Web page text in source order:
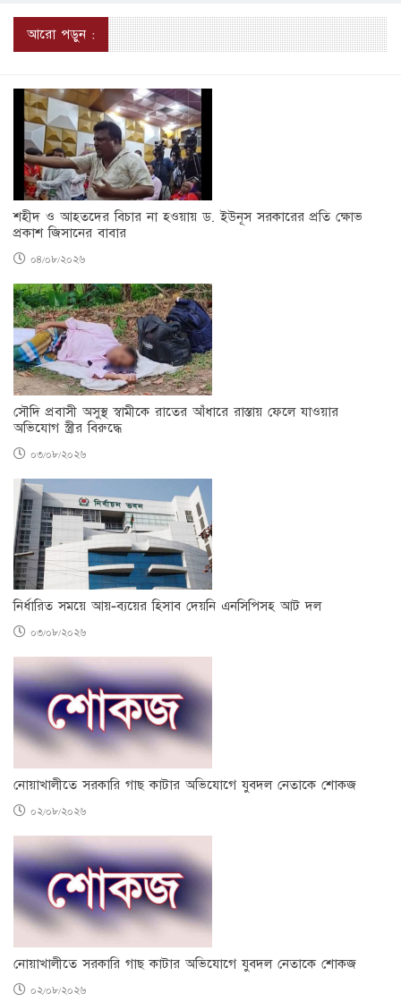
আরো পড়ুন :
শহীদ ও আহতদের বিচার না হওয়ায় ড. ইউনূস সরকারের প্রতি ক্ষোভ
প্রকাশ জিসানের বাবার
০৪/০৮/২০২৬
সৌদি প্রবাসী অসুস্থ স্বামীকে রাতের আঁধারে রাস্তায় ফেলে যাওয়ার
অভিযোগ স্ত্রীর বিরুদ্ধে
০৩/০৮/২০২৬
নির্ধারিত সময়ে আয়-ব্যয়ের হিসাব দেয়নি এনসিপিসহ আট দল
০৩/০৮/২০২৬
নোয়াখালীতে সরকারি গাছ কাটার অভিযোগে যুবদল নেতাকে শোকজ
০২/০৮/২০২৬
নোয়াখালীতে সরকারি গাছ কাটার অভিযোগে যুবদল নেতাকে শোকজ
০২/০৮/২০২৬